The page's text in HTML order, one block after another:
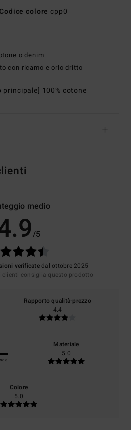
Codice colore cpp0
o denim
con ricamo e orlo dritto
principale] 100% cotone
medio
/5
verificatedal ottobre 2025
clienti consiglia questo prodotto
Rapporto qualità-prezzo
4.4
Materiale
5.0
Colore
5.0